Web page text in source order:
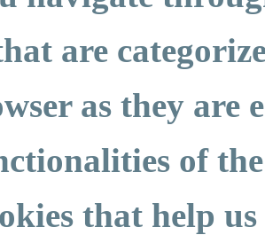
are
as they are
of
that help